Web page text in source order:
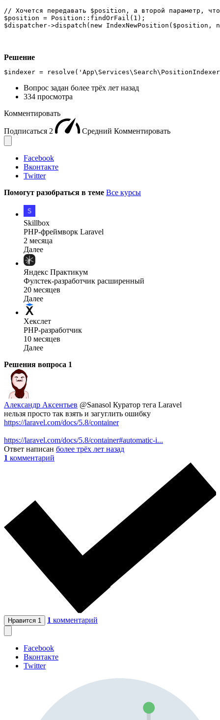
// Хочется передавать $position, а второй параметр,
$position = Position::findOrFail(1);
$dispatcher->dispatch(new IndexNewPosition($position,
Решение
$indexer =
Вопрос задан более трёх лет назад
334 просмотра
Комментировать
Подписаться 2 Средний Комментировать
Facebook
Вконтакте
Twitter
Помогут разобраться в теме Все курсы
Skillbox
PHP-фреймворк Laravel
2 месяца
Далее
Яндекс Практикум
Фулстек-разработчик расширенный
20 месяцев
Далее
Хекслет
PHP-разработчик
10 месяцев
Далее
Решения вопроса 1
Александр Аксентьев @Sanasol Куратор тега Laravel
нельзя просто так взять и загуглить ошибку
https://laravel.com/docs/5.8/container
https://laravel.com/docs/5.8/container#automatic-i...
Ответ написан более трёх лет назад
1 комментарий
Нравится 1 1 комментарий
Facebook
Вконтакте
Twitter